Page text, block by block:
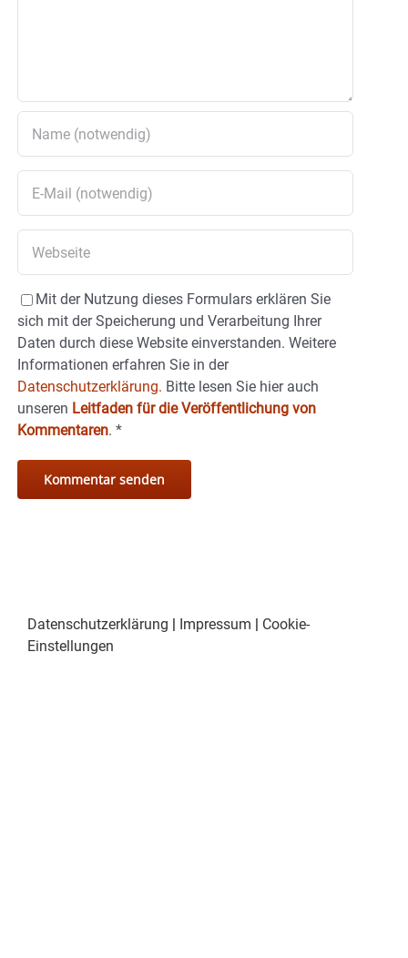
Mit der Nutzung dieses Formulars erklären Sie
sich mit der Speicherung und Verarbeitung Ihrer
Daten durch diese Website einverstanden. Weitere
Informationen erfahren Sie in der
Datenschutzerklärung. Bitte lesen Sie hier auch
unseren Leitfaden für die Veröffentlichung von
Kommentaren. *
Datenschutzerklärung Impressum
Cookie-
Einstellungen